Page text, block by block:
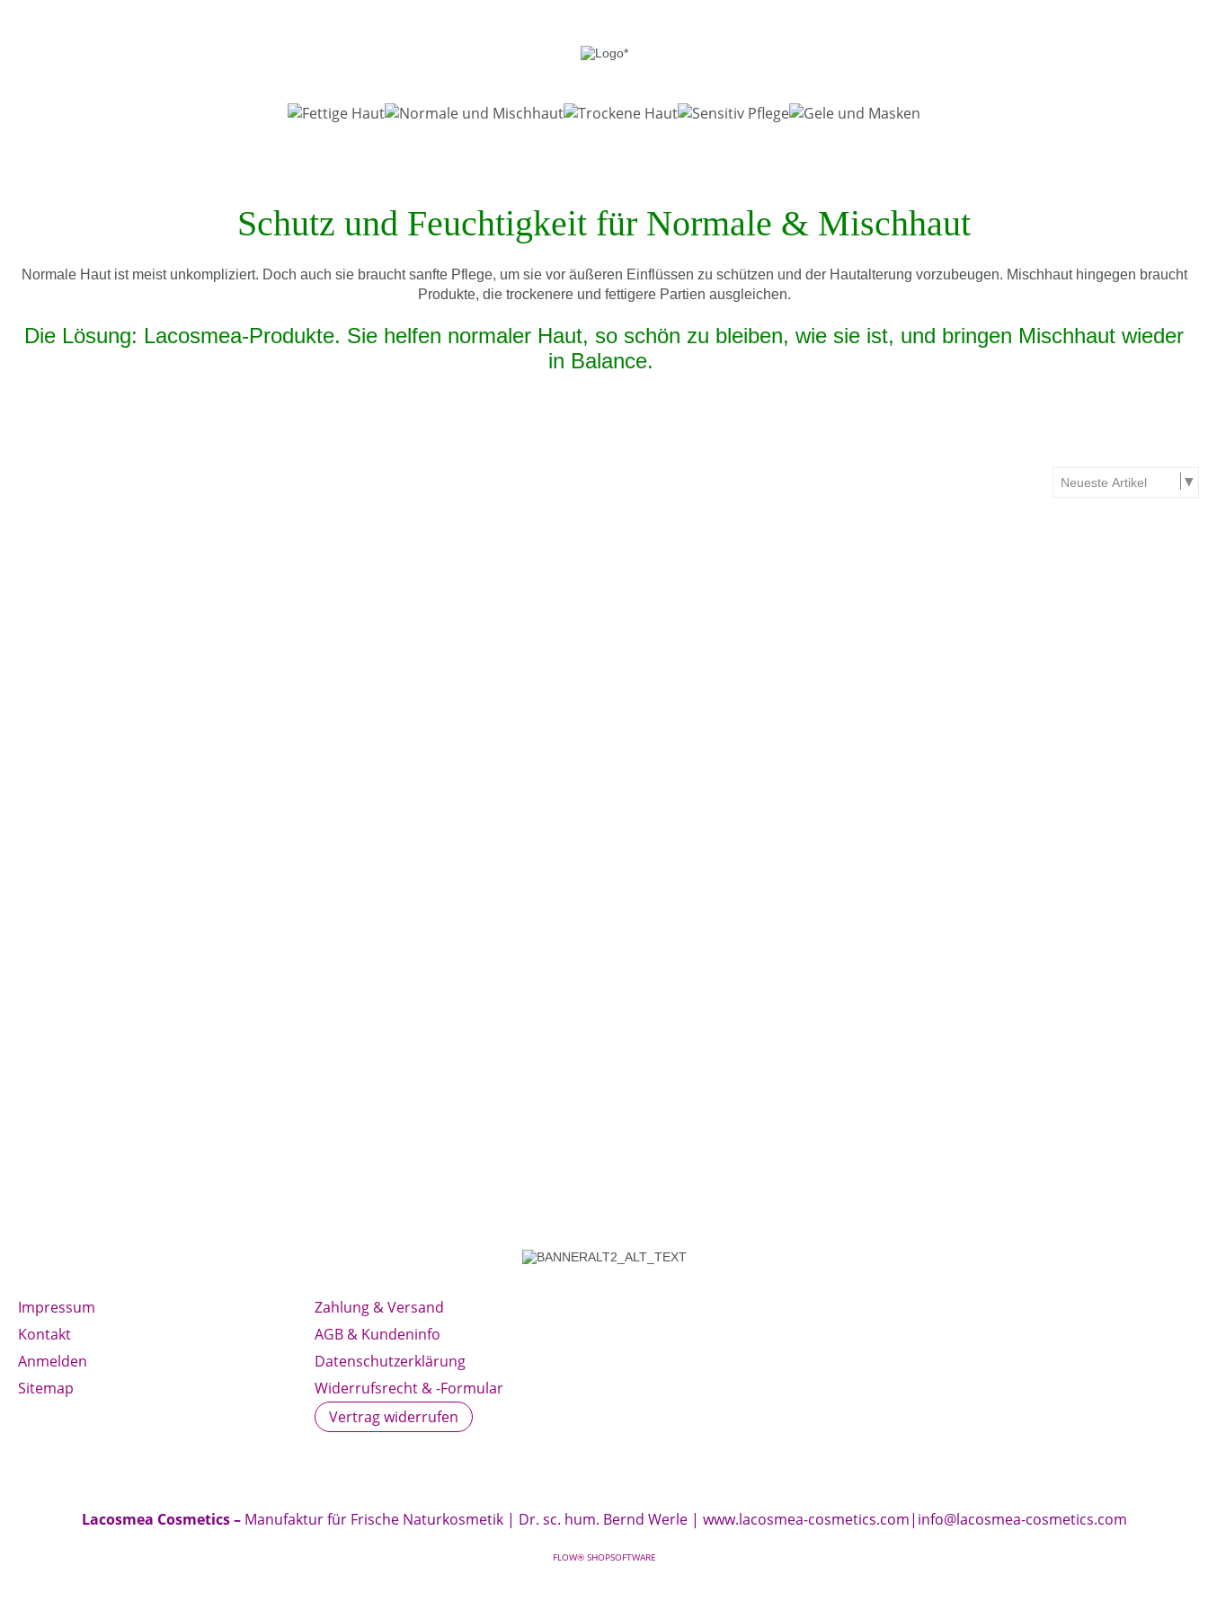
Schutz und Feuchtigkeit für Normale & Mischhaut
Normale Haut ist meist unkompliziert. Doch auch sie braucht sanfte Pflege, um sie vor äußeren Einflüssen zu schützen und der Hautalterung vorzubeugen. Mischhaut hingegen braucht
Produkte, die trockenere und fettigere Partien ausgleichen.
Die Lösung: Lacosmea-Produkte. Sie helfen normaler Haut, so schön zu bleiben, wie sie ist, und bringen Mischhaut wieder
in Balance.
Impressum
Kontakt
Anmelden
Sitemap
Zahlung & Versand
AGB & Kundeninfo
Datenschutzerklärung
Widerrufsrecht & -Formular
Vertrag widerrufen
Lacosmea Cosmetics – Manufaktur für Frische Naturkosmetik | Dr. sc. hum. Bernd Werle | www.lacosmea-cosmetics.com| info@lacosmea-cosmetics.com
FLOW® SHOPSOFTWARE